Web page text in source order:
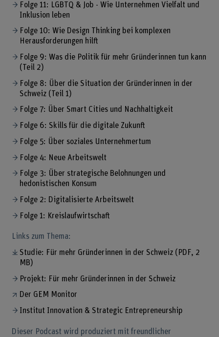
Folge 11: LGBTQ & Job - Wie Unternehmen Vielfalt und
Inklusion leben
Folge 10: Wie Design Thinking bei komplexen
Herausforderungen hilft
Folge 9: Was die Politik für mehr Gründerinnen tun kann
(Teil 2)
Folge 8: Über die Situation der Gründerinnen in der
Schweiz (Teil 1)
Folge 7: Über Smart Cities und Nachhaltigkeit
Folge 6: Skills für die digitale Zukunft
Folge 5: Über soziales Unternehmertum
Folge 4: Neue Arbeitswelt
Folge 3: Über strategische Belohnungen und
hedonistischen Konsum
Folge 2: Digitalisierte Arbeitswelt
Folge 1: Kreislaufwirtschaft
Links zum Thema:
Studie: Für mehr Gründerinnen in der Schweiz (PDF, 2
MB)
Projekt: Für mehr Gründerinnen in der Schweiz
Der GEM Monitor
Institut Innovation & Strategic Entrepreneurship
Dieser Podcast wird produziert mit freundlicher